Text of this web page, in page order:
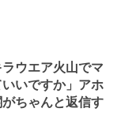
ラウエア火山でマ
いですか」アホ
ちゃんと返信す